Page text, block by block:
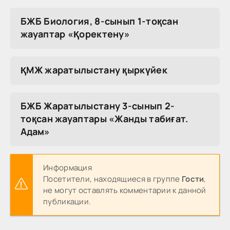
БЖБ Биология, 8-сынып 1-тоқсан
жауаптар «Қоректену»
ҚМЖ жаратылыстану қыркүйек
БЖБ Жаратылыстану 3-сынып 2-
тоқсан жауаптары «Жанды табиғат.
Адам»
Информация
Посетители, находящиеся в группе Гости,
не могут оставлять комментарии к данной
публикации.